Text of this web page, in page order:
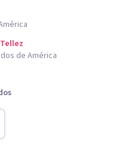
de América